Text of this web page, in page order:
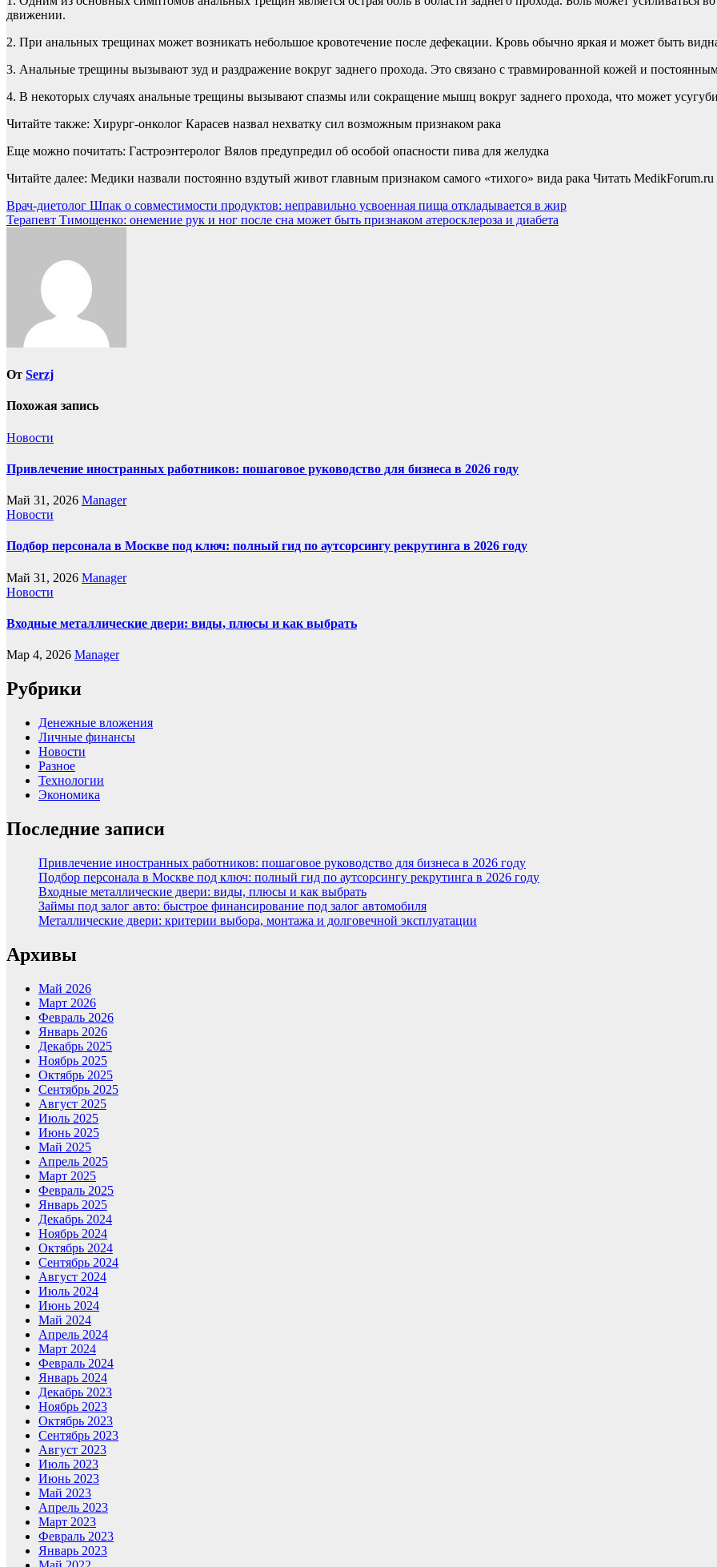
движении.
2. При анальных трещинах может возникать небольшое кровотечение после дефекации. Кровь обычно яркая и может быть
3. Анальные трещины вызывают зуд и раздражение вокруг заднего прохода. Это связано с травмированной кожей и
4. В некоторых случаях анальные трещины вызывают спазмы или сокращение мышц вокруг заднего прохода, что может
Читайте также: Хирург-онколог Карасев назвал нехватку сил возможным признаком рака
Еще можно почитать: Гастроэнтеролог Вялов предупредил об особой опасности пива для желудка
Читайте далее: Медики назвали постоянно вздутый живот главным признаком самого «тихого» вида рака Читать MedikForum.ru
Навигация
по
Врач-диетолог Шпак о совместимости продуктов: неправильно усвоенная пища откладывается в жир
Терапевт Тимощенко: онемение рук и ног после сна может быть признаком атеросклероза и диабета
От Serzj
Похожая запись
Новости
Привлечение иностранных работников: пошаговое руководство для бизнеса в 2026 году
Май 31, 2026 Manager
Новости
Подбор персонала в Москве под ключ: полный гид по аутсорсингу рекрутинга в 2026 году
Май 31, 2026 Manager
Новости
Входные металлические двери: виды, плюсы и как выбрать
Мар 4, 2026 Manager
Рубрики
Денежные вложения
Личные финансы
Новости
Разное
Технологии
Экономика
Последние записи
Привлечение иностранных работников: пошаговое руководство для бизнеса в 2026 году
Подбор персонала в Москве под ключ: полный гид по аутсорсингу рекрутинга в 2026 году
Входные металлические двери: виды, плюсы и как выбрать
Займы под залог авто: быстрое финансирование под залог автомобиля
Металлические двери: критерии выбора, монтажа и долговечной эксплуатации
Архивы
Май 2026
Март 2026
Февраль 2026
Январь 2026
Декабрь 2025
Ноябрь 2025
Октябрь 2025
Сентябрь 2025
Август 2025
Июль 2025
Июнь 2025
Май 2025
Апрель 2025
Март 2025
Февраль 2025
Январь 2025
Декабрь 2024
Ноябрь 2024
Октябрь 2024
Сентябрь 2024
Август 2024
Июль 2024
Июнь 2024
Май 2024
Апрель 2024
Март 2024
Февраль 2024
Январь 2024
Декабрь 2023
Ноябрь 2023
Октябрь 2023
Сентябрь 2023
Август 2023
Июль 2023
Июнь 2023
Май 2023
Апрель 2023
Март 2023
Февраль 2023
Январь 2023